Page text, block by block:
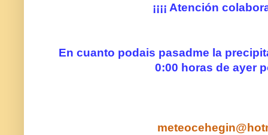
¡¡¡¡ Atención
En cuanto podais pasadme la
0:00 horas de ayer